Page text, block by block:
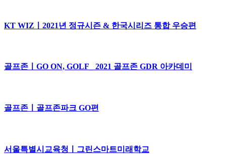
KT WIZㅣ2021년 정규시즌 & 한국시리즈 통합 우승편
골프존ㅣGO ON, GOLF_ 2021 골프존 GDR 아카데미
골프존ㅣ골프존파크 GO편
서울특별시교육청ㅣ그린스마트미래학교